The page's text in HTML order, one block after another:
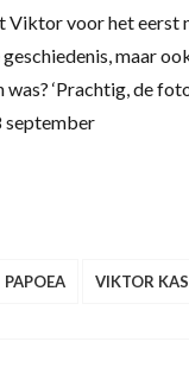
Viktor voor het
maar
was? ‘Prachtig, de
september
PAPOEA VIKTOR